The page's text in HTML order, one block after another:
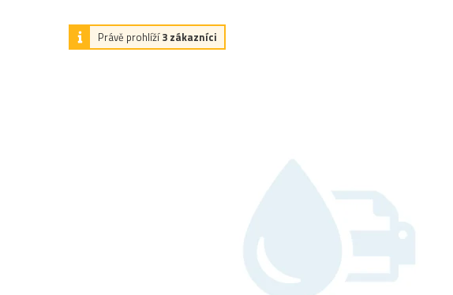
Právě prohlíží3 zákazníci